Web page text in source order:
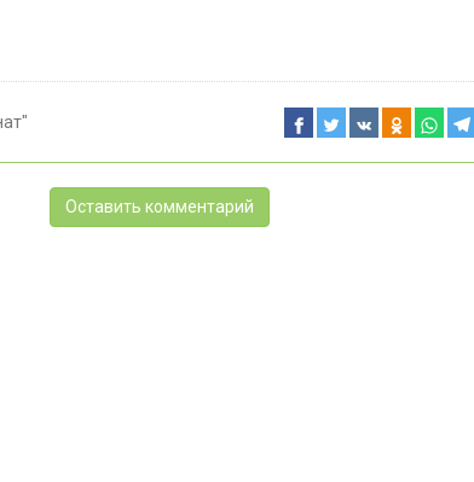
Оставить комментарий